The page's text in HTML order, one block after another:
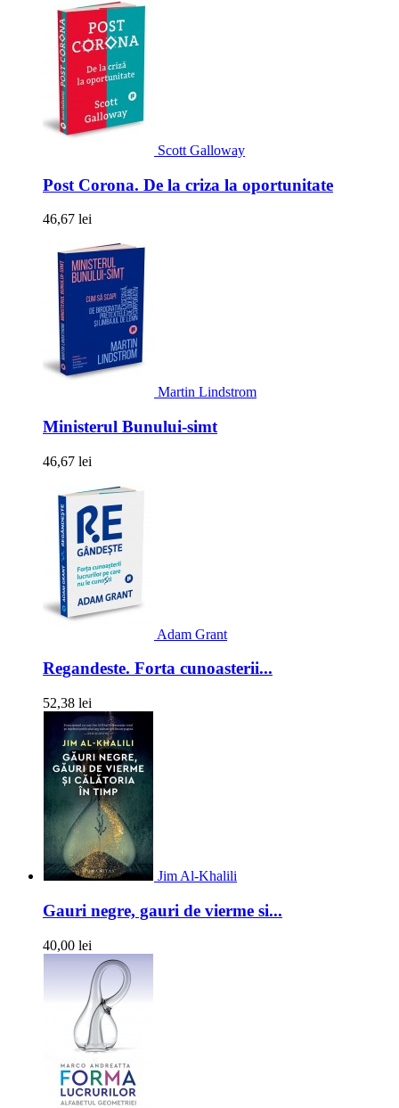
Scott Galloway
Post Corona. De la criza la oportunitate
46,67 lei
Martin Lindstrom
Ministerul Bunului-simt
46,67 lei
Adam Grant
Regandeste. Forta cunoasterii...
52,38 lei
Jim Al-Khalili
Gauri negre, gauri de vierme si...
40,00 lei